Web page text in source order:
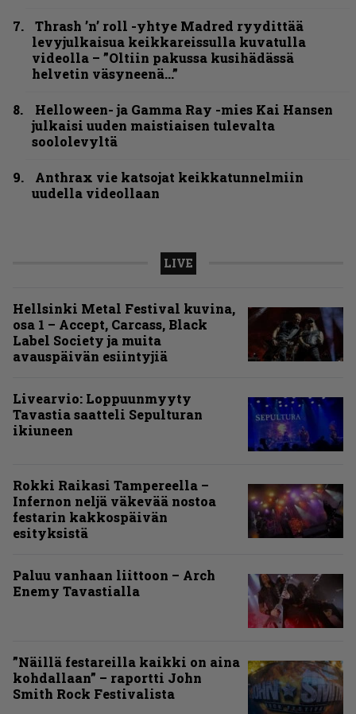
Thrash ’n’ roll -yhtye Madred ryydittää
levyjulkaisua keikkareissulla kuvatulla
videolla – ”Oltiin pakussa kusihädässä
helvetin väsyneenä…”
Helloween- ja Gamma Ray -mies Kai Hansen
julkaisi uuden maistiaisen tulevalta
soololevyltä
Anthrax vie katsojat keikkatunnelmiin
uudella videollaan
LIVE
Hellsinki Metal Festival kuvina,
osa 1 – Accept, Carcass, Black
Label Society ja muita
avauspäivän esiintyjiä
Livearvio: Loppuunmyyty
Tavastia saatteli Sepulturan
ikiuneen
Rokki Raikasi Tampereella –
Infernon neljä väkevää nostoa
festarin kakkospäivän
esityksistä
Paluu vanhaan liittoon – Arch
Enemy Tavastialla
”Näillä festareilla kaikki on aina
kohdallaan” – raportti John
Smith Rock Festivalista